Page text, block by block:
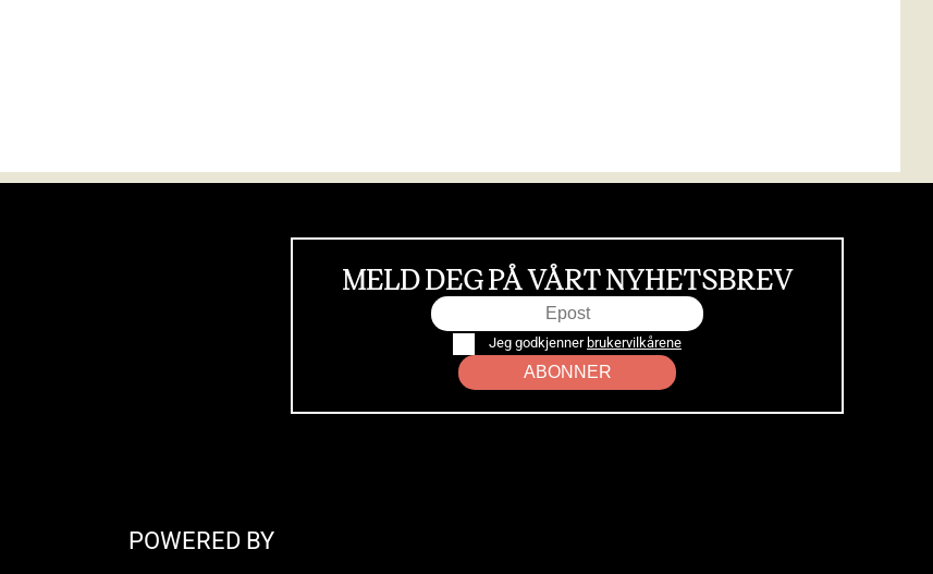
MELD DEG PÅ VÅRT NYHETSBREV
Jeg godkjenner brukervilkårene
ABONNER
POWERED BY